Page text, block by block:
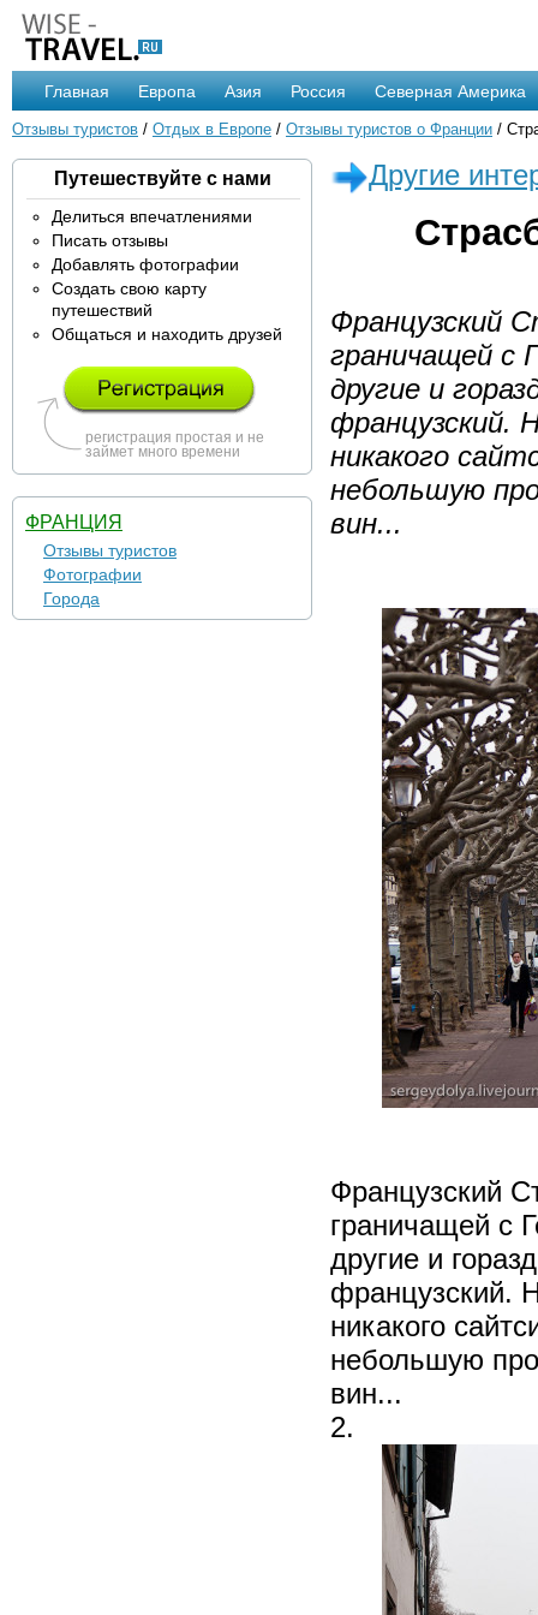
Главная Европа Азия Россия Северная Америка
Отзывы туристов / Отдых в Европе / Отзывы туристов о Франции /
Путешествуйте с нами
Делиться впечатлениями
Писать отзывы
Добавлять фотографии
Создать свою карту
путешествий
Общаться и находить друзей
регистрация простая и не
займет много времени
ФРАНЦИЯ
Отзывы туристов
Фотографии
Города
Другие
Французский
граничащей с
другие и
французский.
никакого
небольшую
вин...
Французский
граничащей с
другие и
французский.
никакого
небольшую
вин...
2.